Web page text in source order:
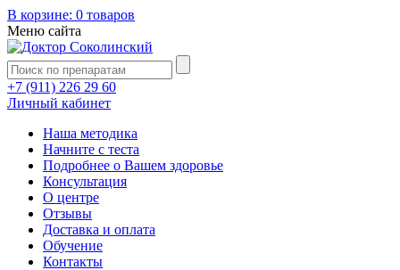
В корзине: 0 товаров
Меню сайта
+7 (911) 226 29 60
Личный кабинет
Наша методика
Начните с теста
Подробнее о Вашем здоровье
Консультация
О центре
Отзывы
Доставка и оплата
Обучение
Контакты